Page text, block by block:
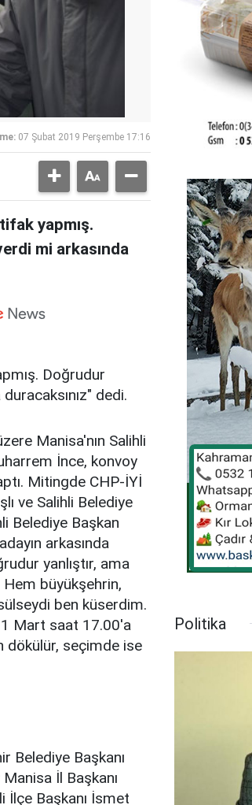
07 Şubat 2019 Perşembe 17:16
yapmış.
mi arkasında
Doğrudur
dedi.
Manisa'nın Salihli
İnce, konvoy
Mitingde CHP-İYİ
ve Salihli Belediye
Belediye Başkan
arkasında
yanlıştır, ama
Hem büyükşehrin,
ben küserdim.
Mart saat 17.00'a
dökülür, seçimde ise
Belediye Başkanı
İl Başkanı
İlçe Başkanı İsmet
Politika